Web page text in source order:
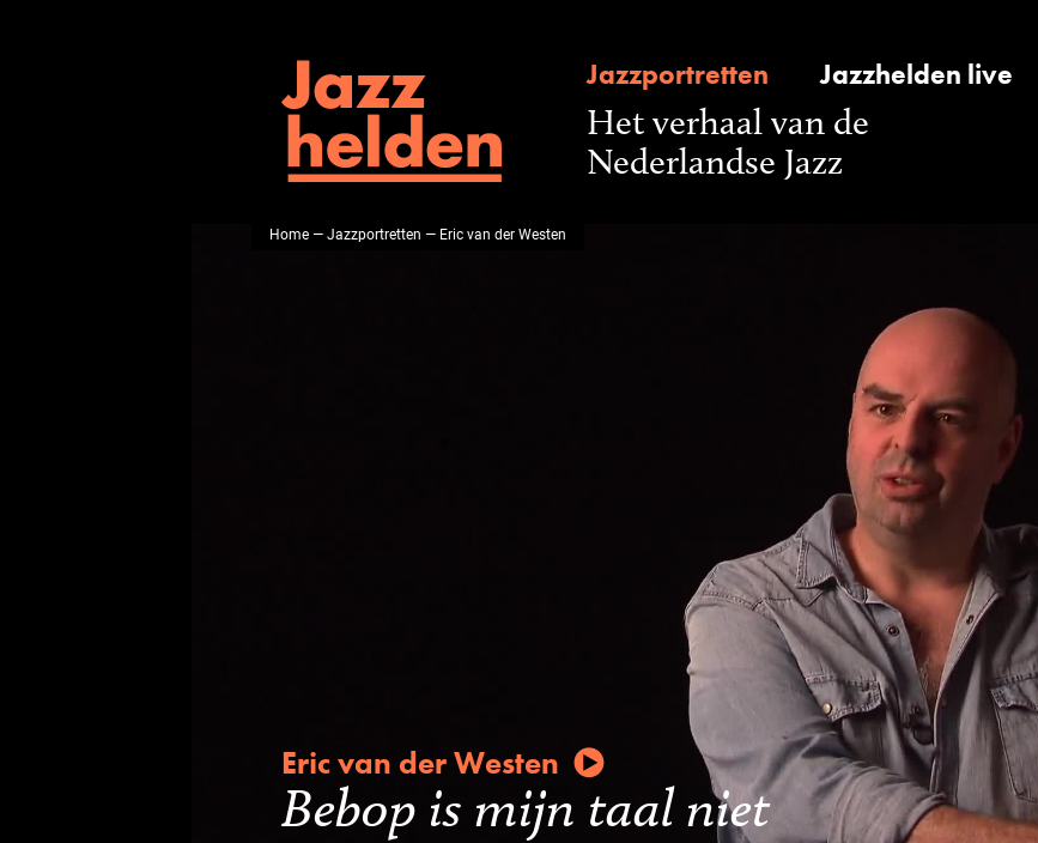
Jazzportretten Jazzhelden live
Het verhaal van de
Nederlandse Jazz
Home—Jazzportretten — Eric van der Westen
Eric van der Westen
Bebop is mijn taal niet